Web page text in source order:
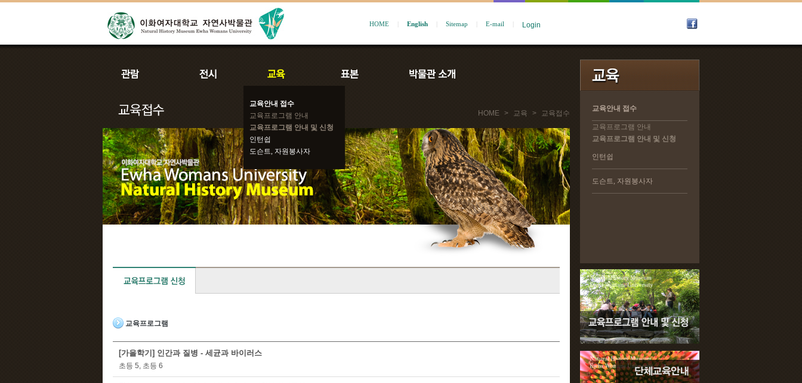
HOME English Sitemap E-mail
교육안내 접수
교육프로그램 안내
교육프로그램 안내 및 신청
인턴쉽
도슨트, 자원봉사자
교육안내 접수
교육프로그램 안내
교육프로그램 안내 및 신청
인턴쉽
도슨트, 자원봉사자
교육안내 접수
교육프로그램 안내
교육프로그램 안내 및 신청
인턴쉽
도슨트, 자원봉사자
HOME > 교육 > 교육접수
교육프로그램
[가을학기] 인간과 질병 - 세균과 바이러스
초등 5, 초등 6